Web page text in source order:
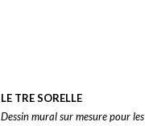
LE TRE SORELLE
Dessin mural sur mesure pour